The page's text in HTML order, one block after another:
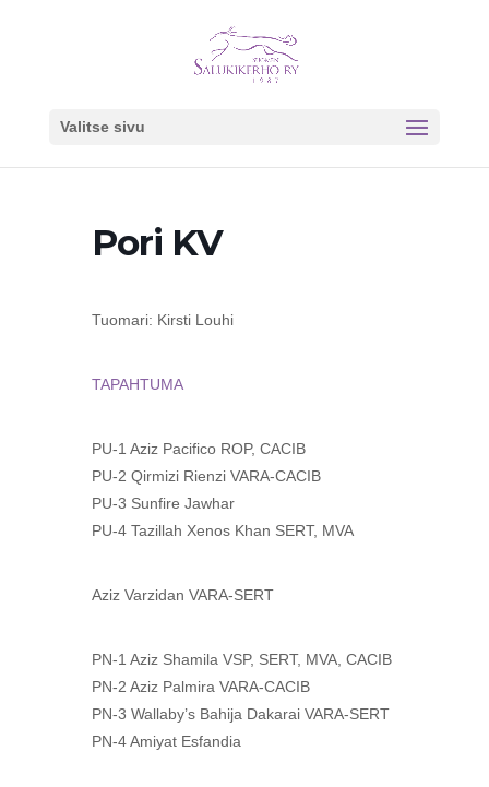
Valitse sivu
Pori KV
Tuomari: Kirsti Louhi
TAPAHTUMA
PU-1 Aziz Pacifico ROP, CACIB
PU-2 Qirmizi Rienzi VARA-CACIB
PU-3 Sunfire Jawhar
PU-4 Tazillah Xenos Khan SERT, MVA
Aziz Varzidan VARA-SERT
PN-1 Aziz Shamila VSP, SERT, MVA, CACIB
PN-2 Aziz Palmira VARA-CACIB
PN-3 Wallaby’s Bahija Dakarai VARA-SERT
PN-4 Amiyat Esfandia